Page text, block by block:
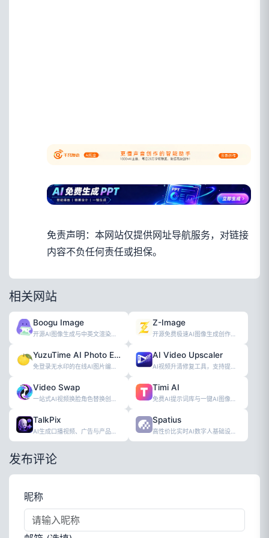
免责声明：本网站仅提供网址导航服务，对链接
内容不负任何责任或担保。
相关网站
Boogu Image Z-Image
YuzuTime AI Photo Editor AI Video Upscaler
Video Swap Timi AI
TalkPix Spatius
发布评论
昵称